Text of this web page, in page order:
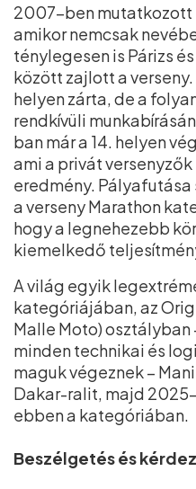
2007-ben mutatkozott
amikor nemcsak
ténylegesen is Párizs
között zajlott a
helyen zárta, de a
rendkívüli
ban már a 14. helyen
ami a privát
eredmény. Pályafutása
a verseny Marathon
hogy a legnehezebb
kiemelkedő
A világ egyik
kategóriájában, az
Malle Moto) osztályban
minden technikai és
maguk végeznek –
Dakar-ralit, majd
ebben a kategóriában.
Beszélgetés és